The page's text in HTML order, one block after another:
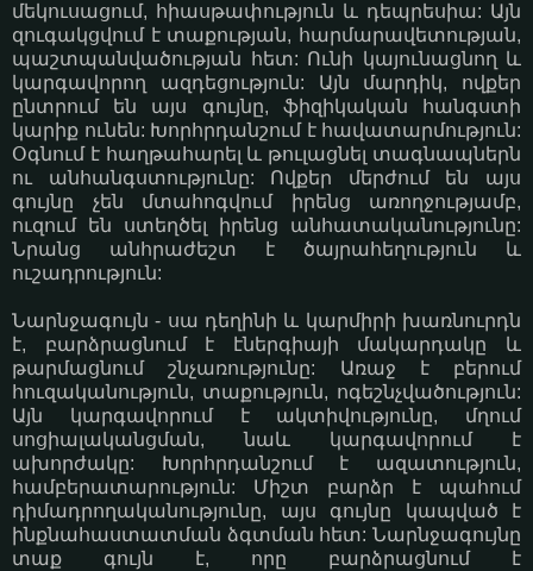
մեկուսացում, հիասթափություն և դեպրեսիա: Այն
զուգակցվում է տաքության, հարմարավետության,
պաշտպանվածության հետ: Ունի կայունացնող և
կարգավորող ազդեցություն: Այն մարդիկ, ովքեր
ընտրում են այս գույնը, ֆիզիկական հանգստի
կարիք ունեն: Խորհրդանշում է հավատարմություն:
Օգնում է հաղթահարել և թուլացնել տագնապներն
ու անհանգստությունը: Ովքեր մերժում են այս
գույնը չեն մտահոգվում իրենց առողջությամբ,
ուզում են ստեղծել իրենց անհատականությունը:
Նրանց անհրաժեշտ է ծայրահեղություն և
ուշադրություն:
Նարնջագույն - սա դեղինի և կարմիրի խառնուրդն
է, բարձրացնում է էներգիայի մակարդակը և
թարմացնում շնչառությունը: Առաջ է բերում
հուզականություն, տաքություն, ոգեշնչվածություն:
Այն կարգավորում է ակտիվությունը, մղում
սոցիալականցման, նաև կարգավորում է
ախորժակը: Խորհրդանշում է ազատություն,
համբերատարություն: Միշտ բարձր է պահում
դիմադրողականությունը, այս գույնը կապված է
ինքնահաստատման ձգտման հետ: Նարնջագույնը
տաք գույն է, որը բարձրացնում է